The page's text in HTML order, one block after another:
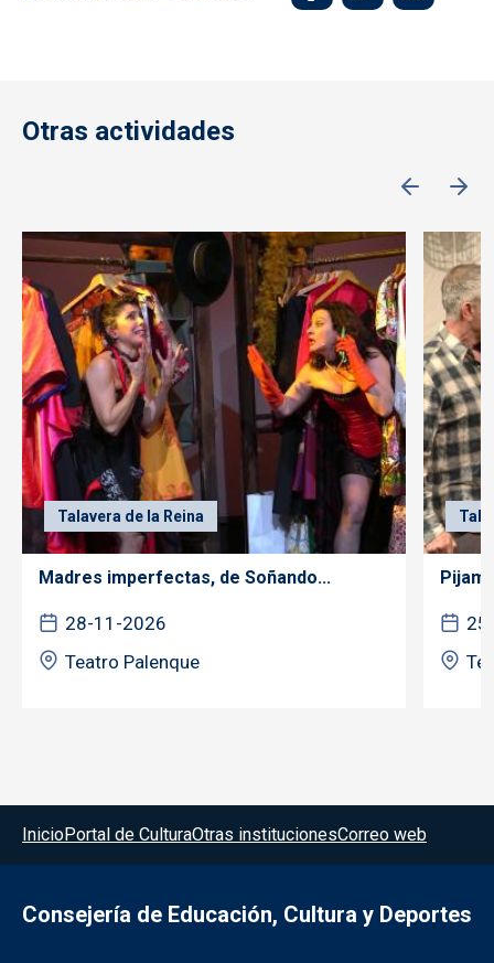
Otras actividades
Talavera de la Reina
Madres imperfectas, de Soñando...
28-11-2026
Teatro Palenque
Menú del pie
InicioPortal de CulturaOtras institucionesCorreo web
Consejería de Educación, Cultura y Deportes